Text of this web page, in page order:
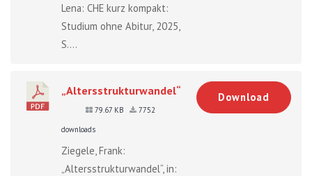
Lena: CHE kurz kompakt:
Studium ohne Abitur, 2025,
S....
„Altersstrukturwandel“
79.67 KB
7752
downloads
Ziegele, Frank:
„Altersstrukturwandel“, in:
Download